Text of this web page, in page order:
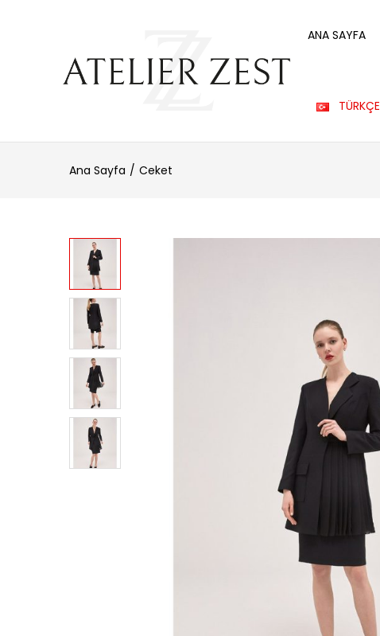
ANA SAYFA
TÜRKÇE
Ana Sayfa Ceket